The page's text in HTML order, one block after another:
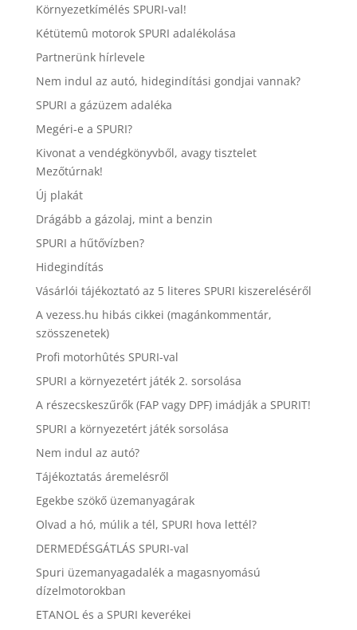
Környezetkímélés SPURI-val!
Kétütemû motorok SPURI adalékolása
Partnerünk hírlevele
Nem indul az autó, hidegindítási gondjai vannak?
SPURI a gázüzem adaléka
Megéri-e a SPURI?
Kivonat a vendégkönyvből, avagy tisztelet
Mezőtúrnak!
Új plakát
Drágább a gázolaj, mint a benzin
SPURI a hűtővízben?
Hidegindítás
Vásárlói tájékoztató az 5 literes SPURI kiszereléséről
A vezess.hu hibás cikkei (magánkommentár,
szösszenetek)
Profi motorhûtés SPURI-val
SPURI a környezetért játék 2. sorsolása
A részecskeszűrők (FAP vagy DPF) imádják a SPURIT!
SPURI a környezetért játék sorsolása
Nem indul az autó?
Tájékoztatás áremelésről
Egekbe szökő üzemanyagárak
Olvad a hó, múlik a tél, SPURI hova lettél?
DERMEDÉSGÁTLÁS SPURI-val
Spuri üzemanyagadalék a magasnyomású
dízelmotorokban
ETANOL és a SPURI keverékei